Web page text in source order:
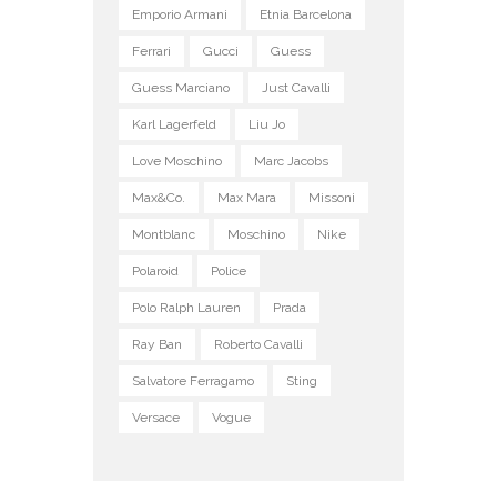
Emporio Armani Etnia Barcelona
Ferrari Gucci Guess
Guess Marciano Just Cavalli
Karl Lagerfeld Liu Jo
Love Moschino Marc Jacobs
Max&Co. Max Mara Missoni
Montblanc Moschino Nike
Polaroid Police
Polo Ralph Lauren Prada
Ray Ban Roberto Cavalli
Salvatore Ferragamo Sting
Versace Vogue